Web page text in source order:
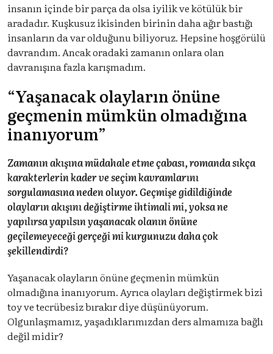
insanın içinde bir parça da olsa iyilik ve kötülük bir
aradadır. Kuşkusuz ikisinden birinin daha ağır bastığı
insanların da var olduğunu biliyoruz. Hepsine hoşgörülü
davrandım. Ancak oradaki zamanın onlara olan
davranışına fazla karışmadım.
“Yaşanacak olayların önüne
geçmenin mümkün olmadığına
inanıyorum”
Zamanın akışına müdahale etme çabası, romanda sıkça
karakterlerin kader ve seçim kavramlarını
sorgulamasına neden oluyor. Geçmişe gidildiğinde
olayların akışını değiştirme ihtimali mi, yoksa ne
yapılırsa yapılsın yaşanacak olanın önüne
geçilemeyeceği gerçeği mi kurgunuzu daha çok
şekillendirdi?
Yaşanacak olayların önüne geçmenin mümkün
olmadığına inanıyorum. Ayrıca olayları değiştirmek bizi
toy ve tecrübesiz bırakır diye düşünüyorum.
Olgunlaşmamız, yaşadıklarımızdan ders almamıza bağlı
değil midir?